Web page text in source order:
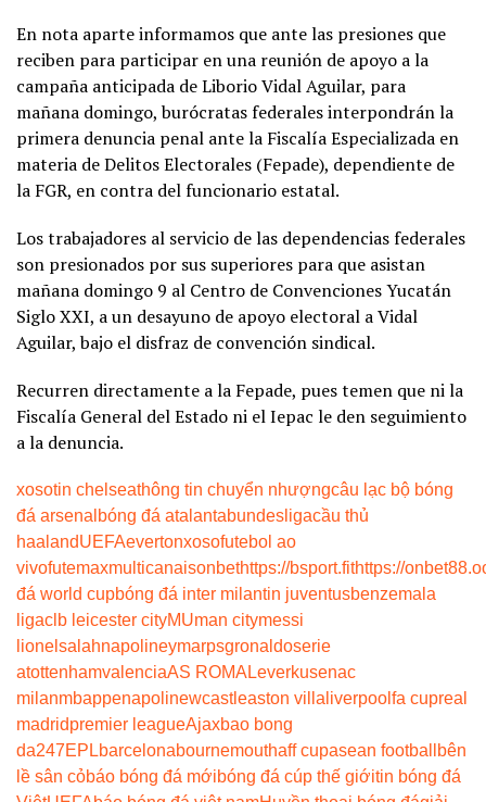
En nota aparte informamos que ante las presiones que
reciben para participar en una reunión de apoyo a la
campaña anticipada de Liborio Vidal Aguilar, para
mañana domingo, burócratas federales interpondrán la
primera denuncia penal ante la Fiscalía Especializada en
materia de Delitos Electorales (Fepade), dependiente de
la FGR, en contra del funcionario estatal.
Los trabajadores al servicio de las dependencias federales
son presionados por sus superiores para que asistan
mañana domingo 9 al Centro de Convenciones Yucatán
Siglo XXI, a un desayuno de apoyo electoral a Vidal
Aguilar, bajo el disfraz de convención sindical.
Recurren directamente a la Fepade, pues temen que ni la
Fiscalía General del Estado ni el Iepac le den seguimiento
a la denuncia.
xosotin chelseathông tin chuyển nhượngcâu lạc bộ bóng
đá arsenal bóng đá atalantabundesligacầu thủ
haalandUEFAevertonxosofutebol ao
vivofutemaxmulticanaisonbethttps://bsport.fithttps://
đá world cupbóng đá inter milantin juventusbenzema la
ligaclb leicester cityMUman citymessi
lionel salahnapolineymarpsgronaldoserie
atottenhamvalenciaAS ROMA Leverkusenac
milanmbappenapolinewcastleaston villa liverpool fa cupreal
madridpremier leagueAjaxbao bong
da247EPLbarcelonabournemouthaff cupasean football
bên
lề sân cỏbáo bóng đá mớibóng đá cúp thế giớitin bóng đá